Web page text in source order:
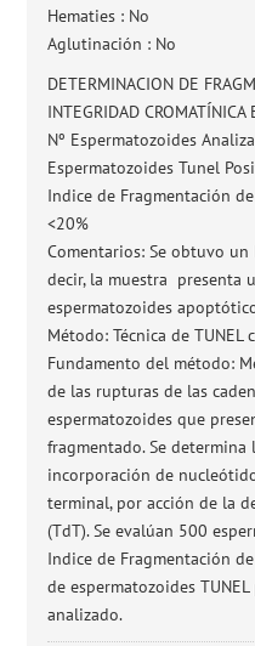
Hematies : No
Aglutinación : No
DETERMINACION DE
INTEGRIDAD CROMATÍNICA
Nº Espermatozoides
Espermatozoides Tunel
Indice de Fragmentación
<20%
Comentarios: Se obtuvo
decir, la muestra presenta
espermatozoides
Método: Técnica de TUNEL
Fundamento del método:
de las rupturas de las
espermatozoides que
fragmentado. Se determina
incorporación de
terminal, por acción de la
(TdT). Se evalúan 500
Indice de Fragmentación
de espermatozoides
analizado.